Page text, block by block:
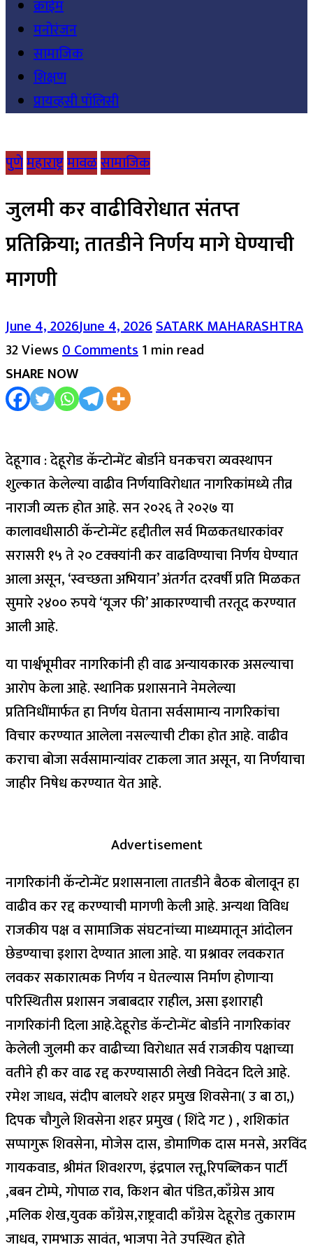
क्राईम
मनोरंजन
सामाजिक
शिक्षण
प्रायव्हसी पॉलिसी
पुणेमहाराष्ट्रमावळसामाजिक
जुलमी कर वाढीविरोधात संतप्त
प्रतिक्रिया; तातडीने निर्णय मागे घेण्याची
मागणी
June 4, 2026June 4, 2026SATARK MAHARASHTRA
32 Views0 Comments1 min read
SHARE NOW
देहूगाव : देहूरोड कॅन्टोन्मेंट बोर्डाने घनकचरा व्यवस्थापन
शुल्कात केलेल्या वाढीव निर्णयाविरोधात नागरिकांमध्ये तीव्र
नाराजी व्यक्त होत आहे. सन २०२६ ते २०२७ या
कालावधीसाठी कॅन्टोन्मेंट हद्दीतील सर्व मिळकतधारकांवर
सरासरी १५ ते २० टक्क्यांनी कर वाढविण्याचा निर्णय घेण्यात
आला असून, ‘स्वच्छता अभियान’ अंतर्गत दरवर्षी प्रति मिळकत
सुमारे २४०० रुपये ‘यूजर फी’ आकारण्याची तरतूद करण्यात
आली आहे.
या पार्श्वभूमीवर नागरिकांनी ही वाढ अन्यायकारक असल्याचा
आरोप केला आहे. स्थानिक प्रशासनाने नेमलेल्या
प्रतिनिधींमार्फत हा निर्णय घेताना सर्वसामान्य नागरिकांचा
विचार करण्यात आलेला नसल्याची टीका होत आहे. वाढीव
कराचा बोजा सर्वसामान्यांवर टाकला जात असून, या निर्णयाचा
जाहीर निषेध करण्यात येत आहे.
Advertisement
नागरिकांनी कॅन्टोन्मेंट प्रशासनाला तातडीने बैठक बोलावून हा
वाढीव कर रद्द करण्याची मागणी केली आहे. अन्यथा विविध
राजकीय पक्ष व सामाजिक संघटनांच्या माध्यमातून आंदोलन
छेडण्याचा इशारा देण्यात आला आहे. या प्रश्नावर लवकरात
लवकर सकारात्मक निर्णय न घेतल्यास निर्माण होणाऱ्या
परिस्थितीस प्रशासन जबाबदार राहील, असा इशाराही
नागरिकांनी दिला आहे.देहूरोड कॅन्टोन्मेंट बोर्डाने नागरिकांवर
केलेली जुलमी कर वाढीच्या विरोधात सर्व राजकीय पक्षाच्या
वतीने ही कर वाढ रद्द करण्यासाठी लेखी निवेदन दिले आहे.
रमेश जाधव, संदीप बालघरे शहर प्रमुख शिवसेना( उ बा ठा,)
दिपक चौगुले शिवसेना शहर प्रमुख ( शिंदे गट ) , शशिकांत
सप्पागुरू शिवसेना, मोजेस दास, डोमाणिक दास मनसे, अरविंद
गायकवाड, श्रीमंत शिवशरण, इंद्रपाल रत्तू,रिपब्लिकन पार्टी
,बबन टोम्पे, गोपाळ राव, किशन बोत पंडित,काँग्रेस आय
,मलिक शेख,युवक काँग्रेस,राष्ट्रवादी काँग्रेस देहूरोड तुकाराम
जाधव, रामभाऊ सावंत, भाजपा नेते उपस्थित होते